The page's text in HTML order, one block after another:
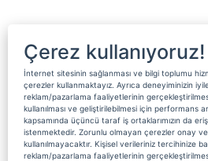
Çerez kullanıyoruz!
İnternet sitesinin sağlanması ve bilgi toplumu
çerezler kullanmaktayız. Ayrıca deneyiminizin
reklam/pazarlama faaliyetlerinin
kullanılması ve geliştirilebilmesi için performans
kapsamında üçüncü taraf iş ortaklarımızın da
istenmektedir. Zorunlu olmayan çerezler onay
kullanılmayacaktır. Kişisel verileriniz tercihinize
reklam/pazarlama faaliyetlerinin